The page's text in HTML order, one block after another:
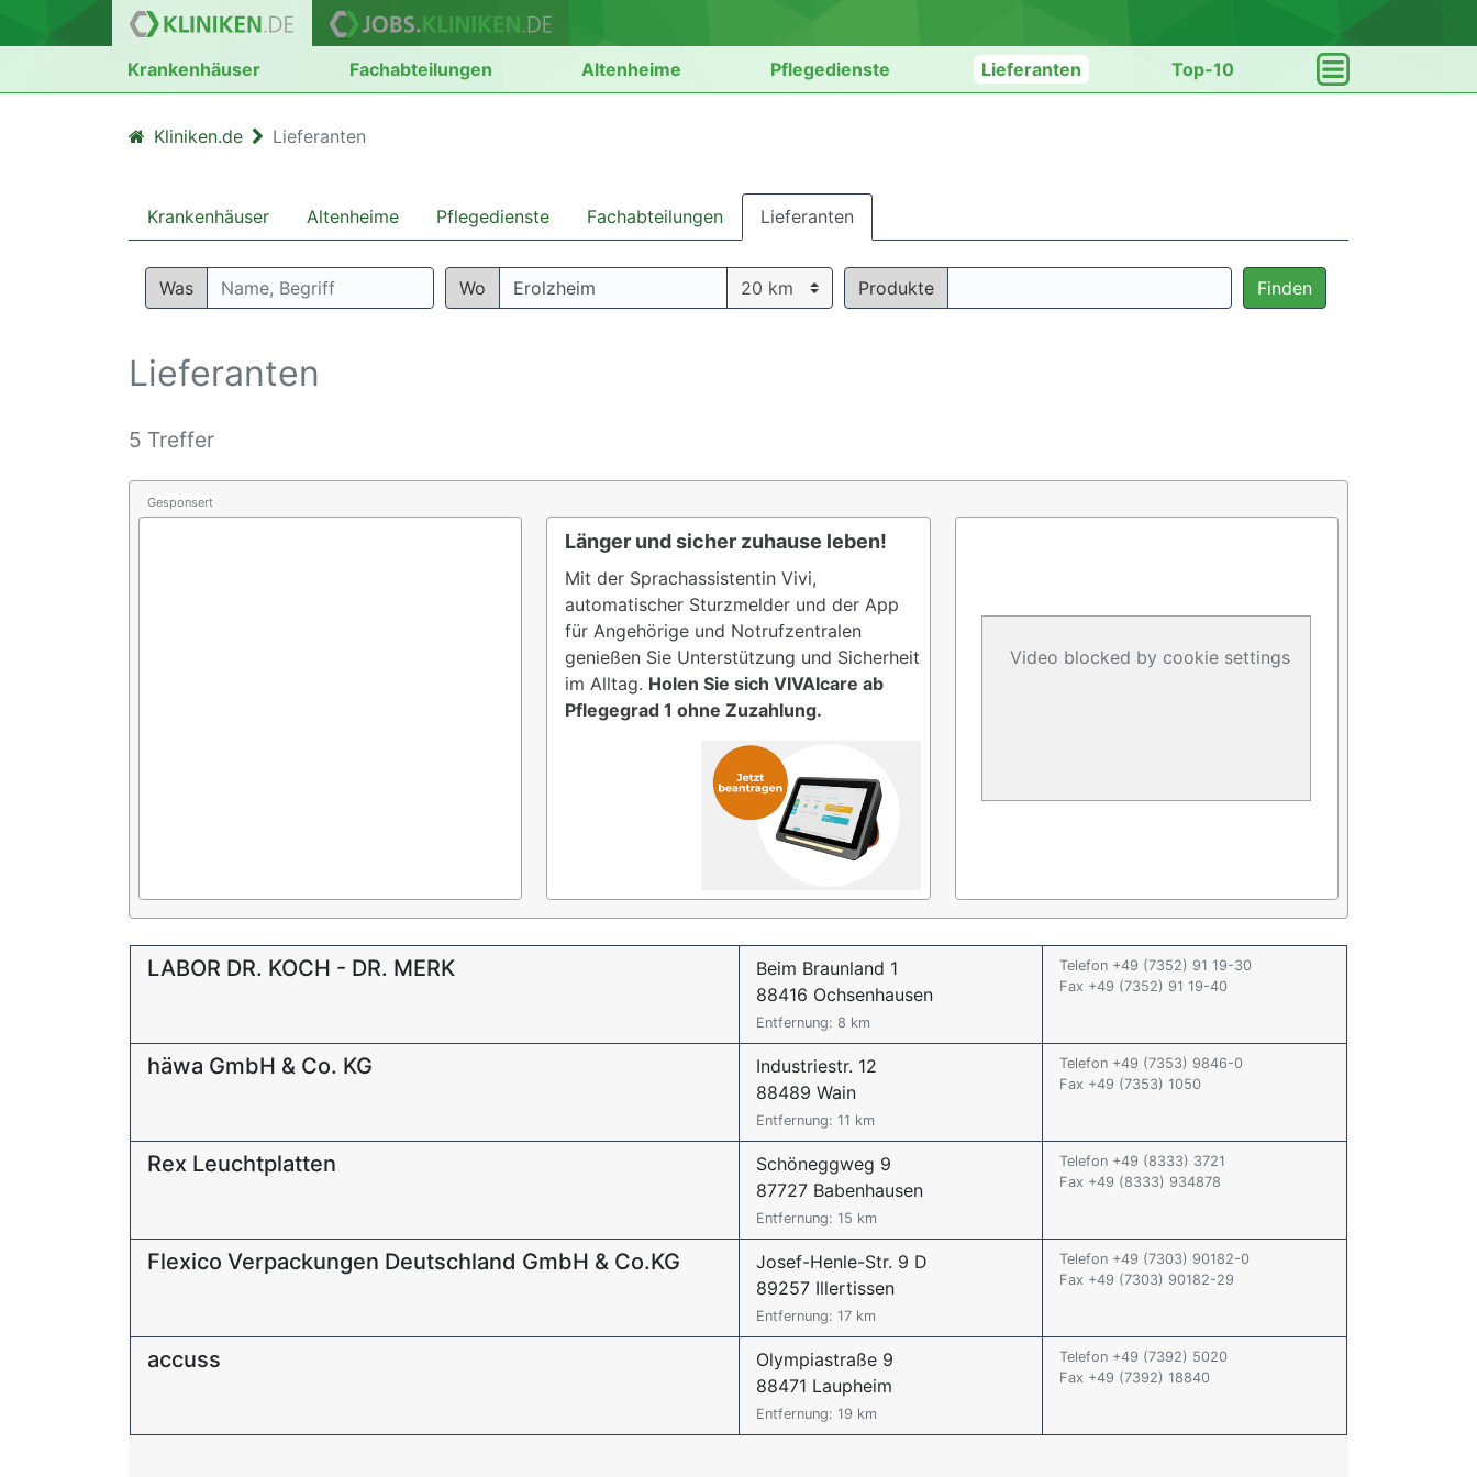
Krankenhäuser Fachabteilungen Altenheime Pflegedienste Lieferanten Top-10
Kliniken.de Lieferanten
Krankenhäuser Altenheime Pflegedienste Fachabteilungen Lieferanten
Was Wo Produkte Finden
Lieferanten
5 Treffer
Gesponsert
Länger und sicher zuhause leben!
Mit der Sprachassistentin Vivi,
automatischer Sturzmelder und der App
für Angehörige und Notrufzentralen
genießen Sie Unterstützung und Sicherheit
im Alltag. Holen Sie sich VIVAIcare ab
Pflegegrad 1 ohne Zuzahlung.
Video blocked by cookie settings
LABOR DR. KOCH - DR. MERK
Beim Braunland 1
88416 Ochsenhausen
Entfernung: 8 km
Telefon +49 (7352) 91 19-30
Fax +49 (7352) 91 19-40
häwa GmbH & Co. KG
Industriestr. 12
88489 Wain
Entfernung: 11 km
Telefon +49 (7353) 9846-0
Fax +49 (7353) 1050
Rex Leuchtplatten
Schöneggweg 9
87727 Babenhausen
Entfernung: 15 km
Telefon +49 (8333) 3721
Fax +49 (8333) 934878
Flexico Verpackungen Deutschland GmbH & Co.KG
Josef-Henle-Str. 9 D
89257 Illertissen
Entfernung: 17 km
Telefon +49 (7303) 90182-0
Fax +49 (7303) 90182-29
accuss
Olympiastraße 9
88471 Laupheim
Entfernung: 19 km
Telefon +49 (7392) 5020
Fax +49 (7392) 18840